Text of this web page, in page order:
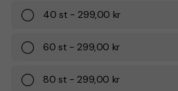
40 st - 299,00 kr
60 st - 299,00 kr
80 st - 299,00 kr